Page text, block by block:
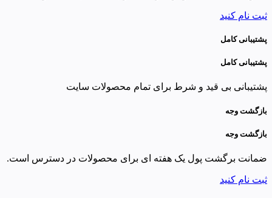
ثبت نام کنید
پشتیبانی کامل
پشتیبانی کامل
پشتیبانی بی قید و شرط برای تمام محصولات سایت
بازگشت وجه
بازگشت وجه
ضمانت برگشت پول یک هفته ای برای محصولات در دسترس است.
ثبت نام کنید